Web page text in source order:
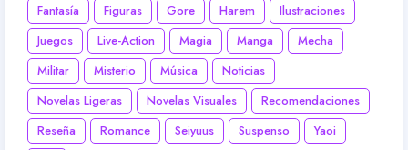
Fantasía
Figuras Gore Harem
Ilustraciones
Juegos
Live-Action Magia Manga
Mecha
Militar
Misterio Música
Noticias
Novelas Ligeras
Novelas Visuales
Recomendaciones
Reseña
Romance Seiyuus Suspenso
Yaoi